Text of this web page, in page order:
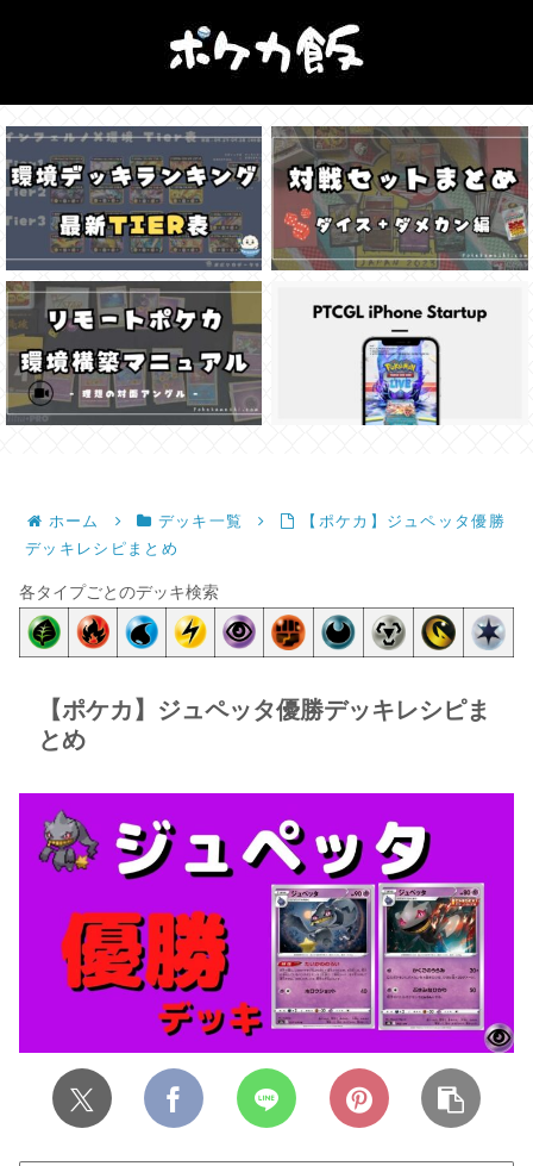
ホーム デッキ一覧
【ポケカ】ジュペッタ優勝
デッキレシピまとめ
各タイプごとのデッキ検索
【ポケカ】ジュペッタ優勝デッキレシピま
とめ